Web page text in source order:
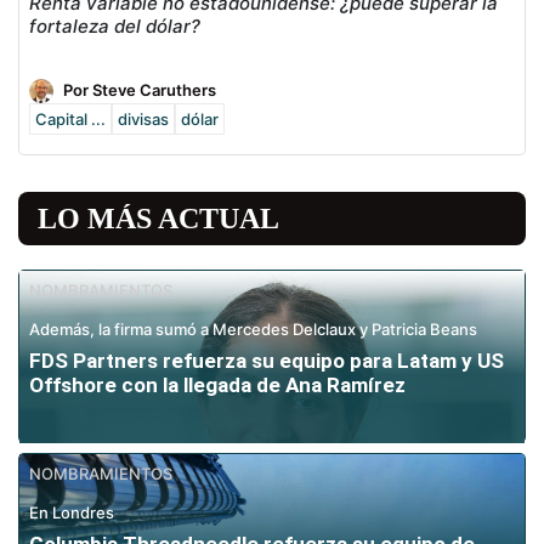
fortaleza del dólar?
Por Steve Caruthers
Capital ...
divisas dólar
LO MÁS ACTUAL
NOMBRAMIENTOS
Además, la firma sumó a Mercedes Delclaux y Patricia Beans
FDS Partners refuerza su equipo para Latam y US
Offshore con la llegada de Ana Ramírez
NOMBRAMIENTOS
En Londres